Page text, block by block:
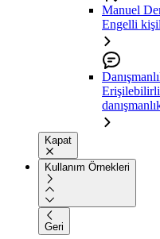
Manuel
Engelli
Kapat
Kullanım Örnekleri
Geri